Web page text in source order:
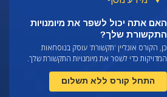
האם אתה יכול לשפר את מיומנויות
התקשורת שלך?
כן, הקורס אונליין 'תקשורת' עוסק בנוסחאות
המדויקות כדי לשפר את מיומנויות התקשורת שלך.
התחל קורס ללא תשלום